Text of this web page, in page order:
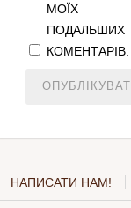
МОЇХ
ПОДАЛЬШИХ
КОМЕНТАРІВ.
НАПИСАТИ НАМ!